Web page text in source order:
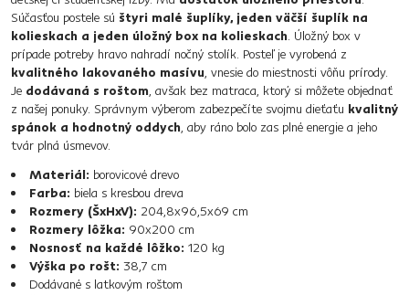
Súčasťou postele sú štyri malé šuplíky, jeden väčší šuplík na
kolieskach a jeden úložný box na kolieskach. Úložný box v
prípade potreby hravo nahradí nočný stolík. Posteľ je vyrobená z
kvalitného lakovaného masívu, vnesie do miestnosti vôňu prírody.
Je dodávaná s roštom, avšak bez matraca, ktorý si môžete objednať
z našej ponuky. Správnym výberom zabezpečíte svojmu dieťaťu kvalitný
spánok a hodnotný oddych, aby ráno bolo zas plné energie a jeho
tvár plná úsmevov.
Materiál: borovicové drevo
Farba: biela s kresbou dreva
Rozmery (ŠxHxV): 204,8x96,5x69 cm
Rozmery lôžka: 90x200 cm
Nosnosť na každé lôžko: 120 kg
Výška po rošt: 38,7 cm
Dodávané s latkovým roštom